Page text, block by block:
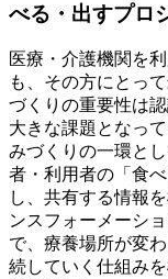
べる・出すプロ
医療・介護機関を
も、その方にとっ
づくりの重要性は
大きな課題となっ
みづくりの一環と
者・利用者の「食
し、共有する情報
ンスフォーメーシ
で、療養場所が変
続していく仕組み